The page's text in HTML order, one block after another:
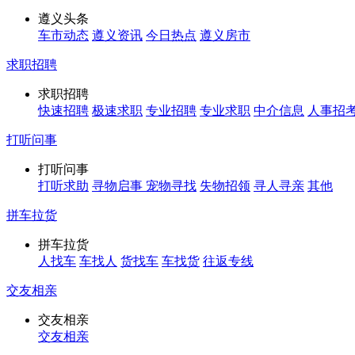
遵义头条
车市动态 遵义资讯 今日热点 遵义房市
求职招聘
求职招聘
快速招聘 极速求职 专业招聘 专业求职 中介信息 人事招
打听问事
打听问事
打听求助 寻物启事 宠物寻找 失物招领 寻人寻亲 其他
拼车拉货
拼车拉货
人找车 车找人 货找车 车找货 往返专线
交友相亲
交友相亲
交友相亲